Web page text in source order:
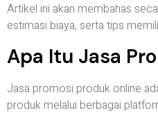
Artikel ini akan membahas
estimasi biaya, serta tips
Apa Itu Jasa
Jasa promosi produk online
produk melalui berbagai